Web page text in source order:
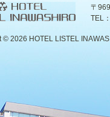
〒
TEL
© 2026 HOTEL LISTEL